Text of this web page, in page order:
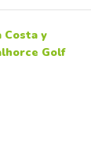
Costa y
Golf